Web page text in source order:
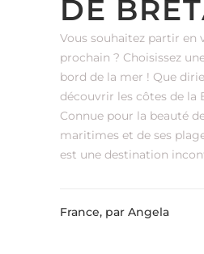
DE
Vous souhaitez partir en
prochain ? Choisissez
bord de la mer ! Que
découvrir les côtes de la
Connue pour la beauté
maritimes et de ses
est une destination
France, par Angela